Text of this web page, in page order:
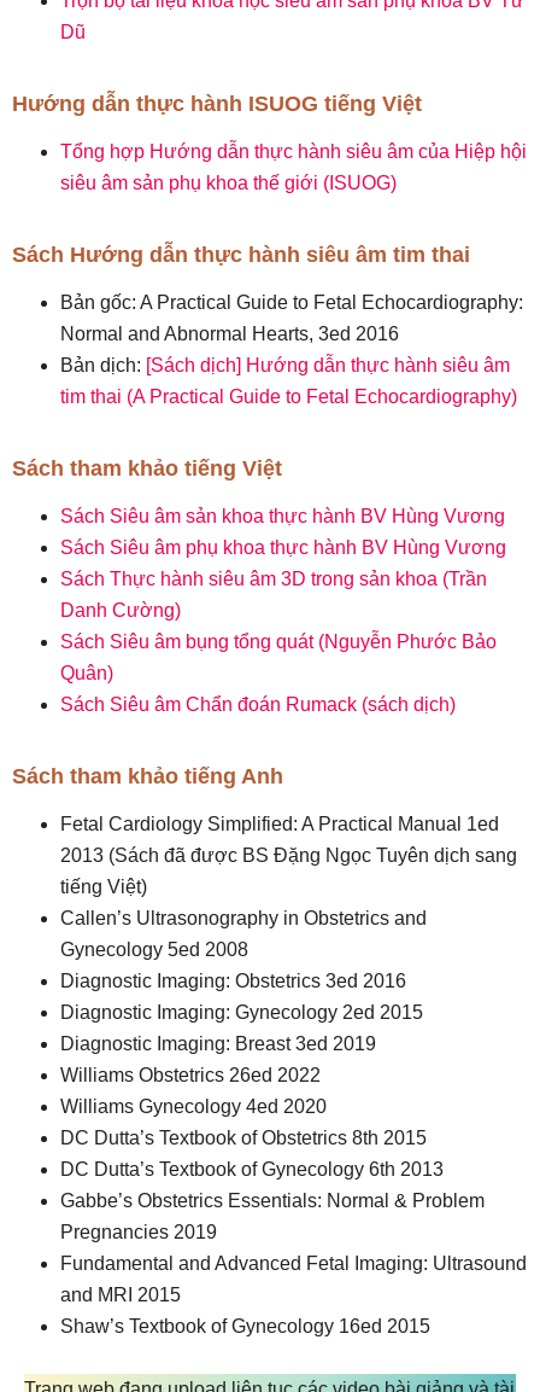
Dũ
Hướng dẫn thực hành ISUOG tiếng Việt
Tổng hợp Hướng dẫn thực hành siêu âm của Hiệp hội
siêu âm sản phụ khoa thế giới (ISUOG)
Sách Hướng dẫn thực hành siêu âm tim thai
Bản gốc: A Practical Guide to Fetal Echocardiography:
Normal and Abnormal Hearts, 3ed 2016
Bản dịch: [Sách dịch] Hướng dẫn thực hành siêu âm
tim thai (A Practical Guide to Fetal Echocardiography)
Sách tham khảo tiếng Việt
Sách Siêu âm sản khoa thực hành BV Hùng Vương
Sách Siêu âm phụ khoa thực hành BV Hùng Vương
Sách Thực hành siêu âm 3D trong sản khoa (Trần
Danh Cường)
Sách Siêu âm bụng tổng quát (Nguyễn Phước Bảo
Quân)
Sách Siêu âm Chẩn đoán Rumack (sách dịch)
Sách tham khảo tiếng Anh
Fetal Cardiology Simplified: A Practical Manual 1ed
2013 (Sách đã được BS Đặng Ngọc Tuyên dịch sang
tiếng Việt)
Callen’s Ultrasonography in Obstetrics and
Gynecology 5ed 2008
Diagnostic Imaging: Obstetrics 3ed 2016
Diagnostic Imaging: Gynecology 2ed 2015
Diagnostic Imaging: Breast 3ed 2019
Williams Obstetrics 26ed 2022
Williams Gynecology 4ed 2020
DC Dutta’s Textbook of Obstetrics 8th 2015
DC Dutta’s Textbook of Gynecology 6th 2013
Gabbe’s Obstetrics Essentials: Normal & Problem
Pregnancies 2019
Fundamental and Advanced Fetal Imaging: Ultrasound
and MRI 2015
Shaw’s Textbook of Gynecology 16ed 2015